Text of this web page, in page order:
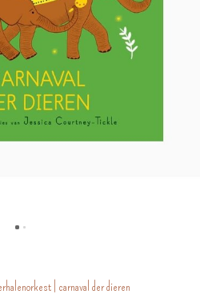
| carnaval der dieren